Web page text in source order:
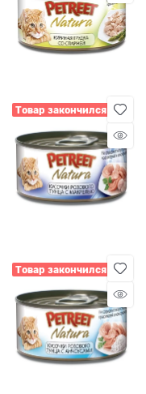
Товар закончился
Товар закончился